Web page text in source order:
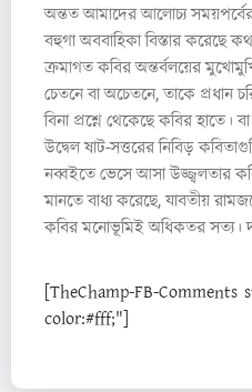
অন্তত আমাদের আলোচ্য সময়পর্বের
বহুগা অববাহিকা বিস্তার করেছে
ক্রমাগত কবির অন্তর্বলয়ের
চেতনে বা অচেতনে, তাকে প্রধান
বিনা প্রশ্নে থেকেছে কবির হাতে।
উদ্বেল ষাট-সত্তরের নিবিড়
নব্বইতে ভেসে আসা উজ্জ্বলতার
মানতে বাধ্য করেছে, যাবতীয়
কবির মনোভূমিই অধিকতর সত্য।
[TheChamp-FB-Comments
color:#fff;"]